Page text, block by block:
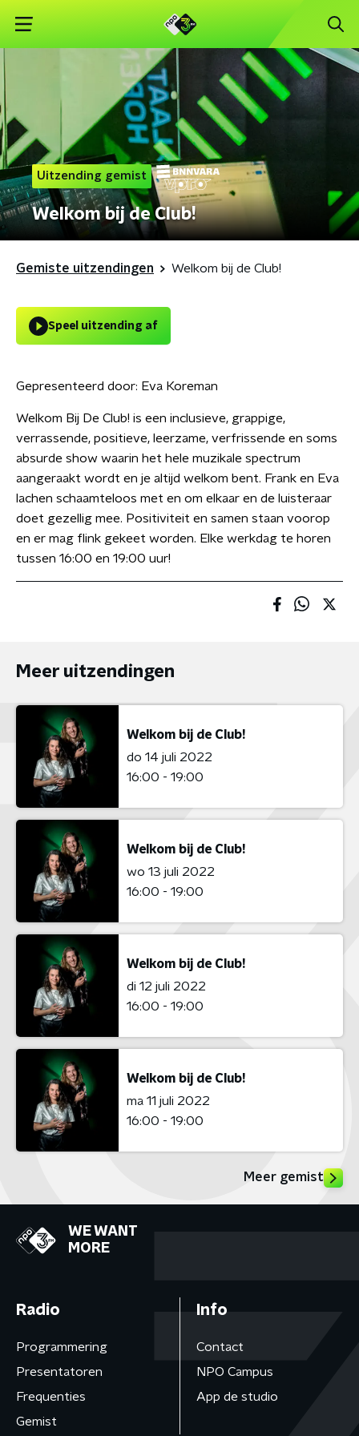
Uitzending gemist
Welkom bij de Club!
Gemiste uitzendingen Welkom bij de Club!
Speel uitzending af
Gepresenteerd door: Eva Koreman
Welkom Bij De Club! is een inclusieve, grappige,
verrassende, positieve, leerzame, verfrissende en soms
absurde show waarin het hele muzikale spectrum
aangeraakt wordt en je altijd welkom bent. Frank en Eva
lachen schaamteloos met en om elkaar en de luisteraar
doet gezellig mee. Positiviteit en samen staan voorop
en er mag flink gekeet worden. Elke werkdag te horen
tussen 16:00 en 19:00 uur!
Meer uitzendingen
Welkom bij de Club!
do 14 juli 2022
16:00 - 19:00
Welkom bij de Club!
wo 13 juli 2022
16:00 - 19:00
Welkom bij de Club!
di 12 juli 2022
16:00 - 19:00
Welkom bij de Club!
ma 11 juli 2022
16:00 - 19:00
Meer gemist
WE WANT
MORE
Radio
Programmering
Presentatoren
Frequenties
Gemist
Info
Contact
NPO Campus
App de studio